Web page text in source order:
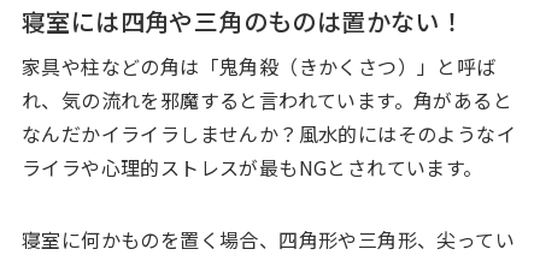
寝室には四角や三角のものは置かない！
家具や柱などの角は「鬼角殺（きかくさつ）
」と呼ば
れ、気の流れを邪魔すると言われています。角があると
なんだかイライラしませんか？風水的にはそのようなイ
ライラや心理的ストレスが最もNGとされています。
寝室に何かものを置く場合、四角形や三角形、尖ってい